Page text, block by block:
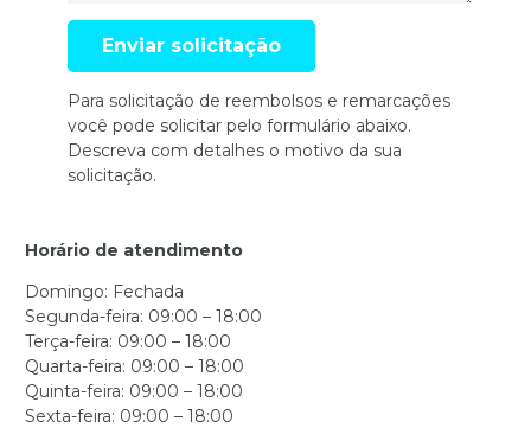
Para solicitação de reembolsos e remarcações
você pode solicitar pelo formulário abaixo.
Descreva com detalhes o motivo da sua
solicitação.
Horário de atendimento
Domingo: Fechada
Segunda-feira: 09:00 – 18:00
Terça-feira: 09:00 – 18:00
Quarta-feira: 09:00 – 18:00
Quinta-feira: 09:00 – 18:00
Sexta-feira: 09:00 – 18:00